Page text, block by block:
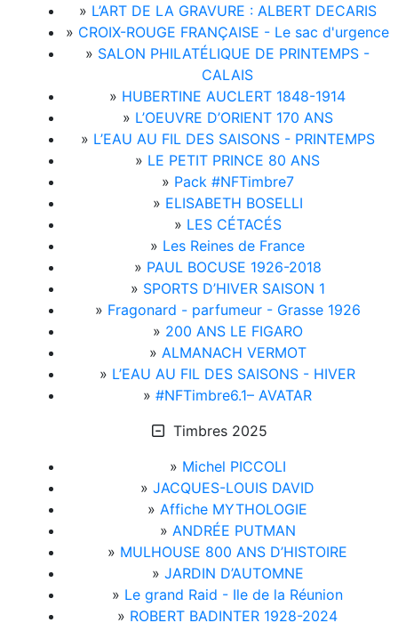
» L’ART DE LA GRAVURE : ALBERT DECARIS
» CROIX-ROUGE FRANÇAISE - Le sac d'urgence
» SALON PHILATÉLIQUE DE PRINTEMPS -
CALAIS
» HUBERTINE AUCLERT 1848-1914
» L’OEUVRE D’ORIENT 170 ANS
» L’EAU AU FIL DES SAISONS - PRINTEMPS
» LE PETIT PRINCE 80 ANS
» Pack #NFTimbre7
» ELISABETH BOSELLI
» LES CÉTACÉS
» Les Reines de France
» PAUL BOCUSE 1926-2018
» SPORTS D’HIVER SAISON 1
» Fragonard - parfumeur - Grasse 1926
» 200 ANS LE FIGARO
» ALMANACH VERMOT
» L’EAU AU FIL DES SAISONS - HIVER
» #NFTimbre6.1– AVATAR
Timbres 2025
» Michel PICCOLI
» JACQUES-LOUIS DAVID
» Affiche MYTHOLOGIE
» ANDRÉE PUTMAN
» MULHOUSE 800 ANS D’HISTOIRE
» JARDIN D’AUTOMNE
» Le grand Raid - Ile de la Réunion
» ROBERT BADINTER 1928-2024